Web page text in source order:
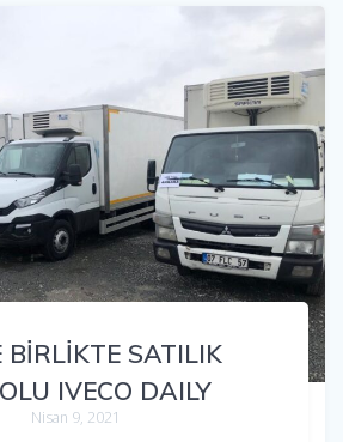
BİRLİKTE SATILIK
IVECO DAILY
Nisan 9, 2021